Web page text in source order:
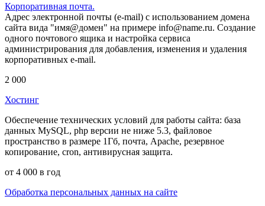
Корпоративная почта.
Адрес электронной почты (e-mail) с использованием домена
сайта вида "имя@домен" на примере info@name.ru. Создание
одного почтового ящика и настройка сервиса
администрирования для добавления, изменения и удаления
корпоративных e-mail.
2 000
Хостинг
Обеспечение технических условий для работы сайта: база
данных MySQL, php версии не ниже 5.3, файловое
пространство в размере 1Гб, почта, Apache, резервное
копирование, cron, антивирусная защита.
от 4 000 в год
Обработка персональных данных на сайте